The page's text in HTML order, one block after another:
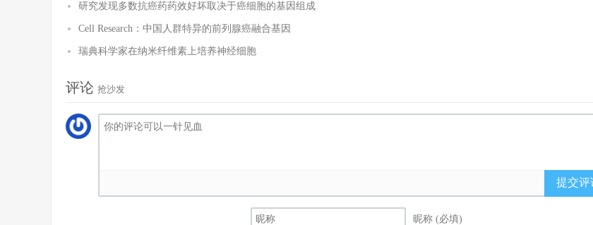
研究发现多数抗癌药药效好坏取决于癌细胞的基因组成
Cell Research：中国人群特异的前列腺癌融合基因
瑞典科学家在纳米纤维素上培养神经细胞
评论 抢沙发
提交评
昵称 (必填)